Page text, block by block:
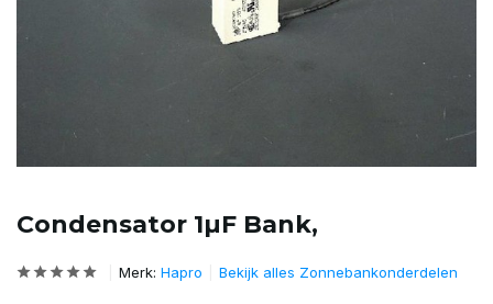
Condensator 1µF Bank,
Merk: Hapro Bekijk alles Zonnebankonderdelen